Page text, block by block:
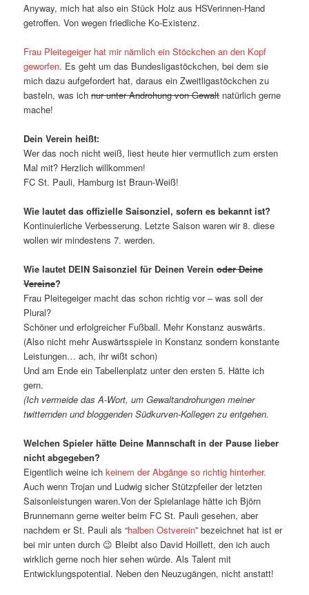
Anyway, mich hat also ein Stück Holz aus HSVerinnen-Hand
getroffen. Von wegen friedliche Ko-Existenz.
Frau Pleitegeiger hat mir nämlich ein Stöckchen an den Kopf
geworfen. Es geht um das Bundesligastöckchen, bei dem sie
mich dazu aufgefordert hat, daraus ein Zweitligastöckchen zu
basteln, was ichnur unter Androhung von Gewalt natürlich gerne
mache!
Dein Verein heißt:
Wer das noch nicht weiß, liest heute hier vermutlich zum ersten
Mal mit? Herzlich willkommen!
FC St. Pauli, Hamburg ist Braun-Weiß!
Wie lautet das offizielle Saisonziel, sofern es bekannt ist?
Kontinuierliche Verbesserung. Letzte Saison waren wir 8. diese
wollen wir mindestens 7. werden.
Wie lautet DEIN Saisonziel für Deinen Vereinoder Deine
Vereine?
Frau Pleitegeiger macht das schon richtig vor – was soll der
Plural?
Schöner und erfolgreicher Fußball. Mehr Konstanz auswärts.
(Also nicht mehr Auswärtsspiele in Konstanz sondern konstante
Leistungen… ach, ihr wißt schon)
Und am Ende ein Tabellenplatz unter den ersten 5. Hätte ich
gern.
(Ich vermeide das A-Wort, um Gewaltandrohungen meiner
twitternden und bloggenden Südkurven-Kollegen zu entgehen.
Welchen Spieler hätte Deine Mannschaft in der Pause lieber
nicht abgegeben?
Eigentlich weine ichkeinem der Abgänge so richtig hinterher.
Auch wenn Trojan und Ludwig sicher Stützpfeiler der letzten
Saisonleistungen waren.Von der Spielanlage hätte ich Björn
Brunnemann gerne weiter beim FC St. Pauli gesehen, aber
nachdem er St. Pauli als “halben Ostverein” bezeichnet hat ist er
bei mir unten durch 😉 Bleibt also David Hoillett, den ich auch
wirklich gerne noch hier sehen würde. Als Talent mit
Entwicklungspotential. Neben den Neuzugängen, nicht anstatt!